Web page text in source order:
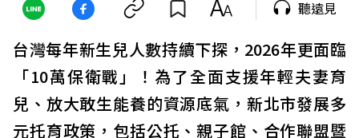
聽遠見
台灣每年新生兒人數持續下探，2026年更面臨
「10萬保衛戰」！為了全面支援年輕夫妻育
兒、放大敢生能養的資源底氣，新北市發展多
元托育政策，包括公托、親子館、合作聯盟暨